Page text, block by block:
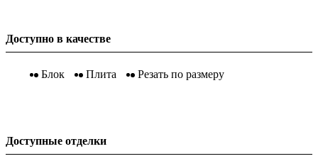
Доступно в качестве
Блок Плита Резать по размеру
Доступные отделки